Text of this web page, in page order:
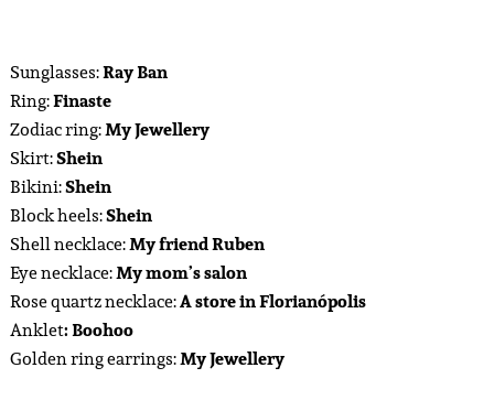
Sunglasses:Ray Ban
Ring:Finaste
Zodiac ring:My Jewellery
Skirt:Shein
Bikini:Shein
Block heels:Shein
Shell necklace:My friend Ruben
Eye necklace:My mom’s salon
Rose quartz necklace:A store in Florianópolis
Anklet: Boohoo
Golden ring earrings:My Jewellery